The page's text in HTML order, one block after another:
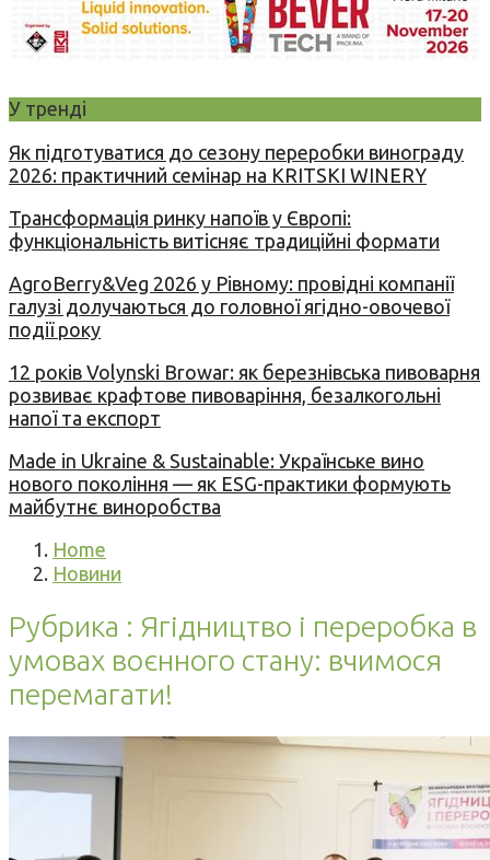
У тренді
Як підготуватися до сезону переробки винограду
2026: практичний семінар на KRITSKI WINERY
Трансформація ринку напоїв у Європі:
функціональність витісняє традиційні формати
AgroBerry&Veg 2026 у Рівному: провідні компанії
галузі долучаються до головної ягідно-овочевої
події року
12 років Volynski Browar: як березнівська пивоварня
розвиває крафтове пивоваріння, безалкогольні
напої та експорт
Made in Ukraine & Sustainable: Українське вино
нового покоління — як ESG-практики формують
майбутнє виноробства
Home
Новини
Рубрика : Ягідництво і переробка в
умовах воєнного стану: вчимося
перемагати!